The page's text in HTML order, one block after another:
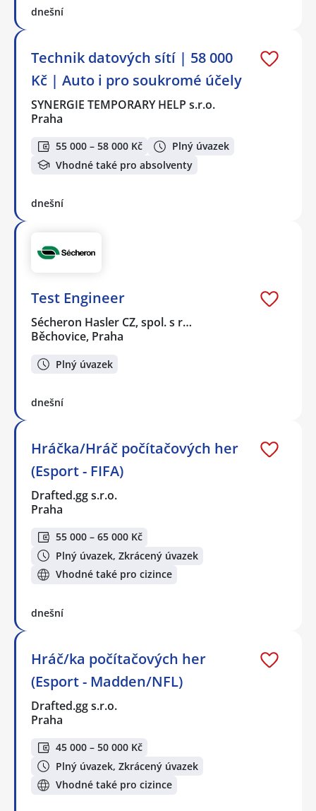
dnešní
Technik datových sítí | 58 000
Kč | Auto i pro soukromé účely
SYNERGIE TEMPORARY HELP s.r.o.
Praha
55 000 – 58 000 Kč
Plný úvazek
Vhodné také pro absolventy
dnešní
Test Engineer
Sécheron Hasler CZ, spol. s r…
Běchovice, Praha
Plný úvazek
dnešní
Hráčka/Hráč počítačových her
(Esport - FIFA)
Drafted.gg s.r.o.
Praha
55 000 – 65 000 Kč
Plný úvazek, Zkrácený úvazek
Vhodné také pro cizince
dnešní
Hráč/ka počítačových her
(Esport - Madden/NFL)
Drafted.gg s.r.o.
Praha
45 000 – 50 000 Kč
Plný úvazek, Zkrácený úvazek
Vhodné také pro cizince